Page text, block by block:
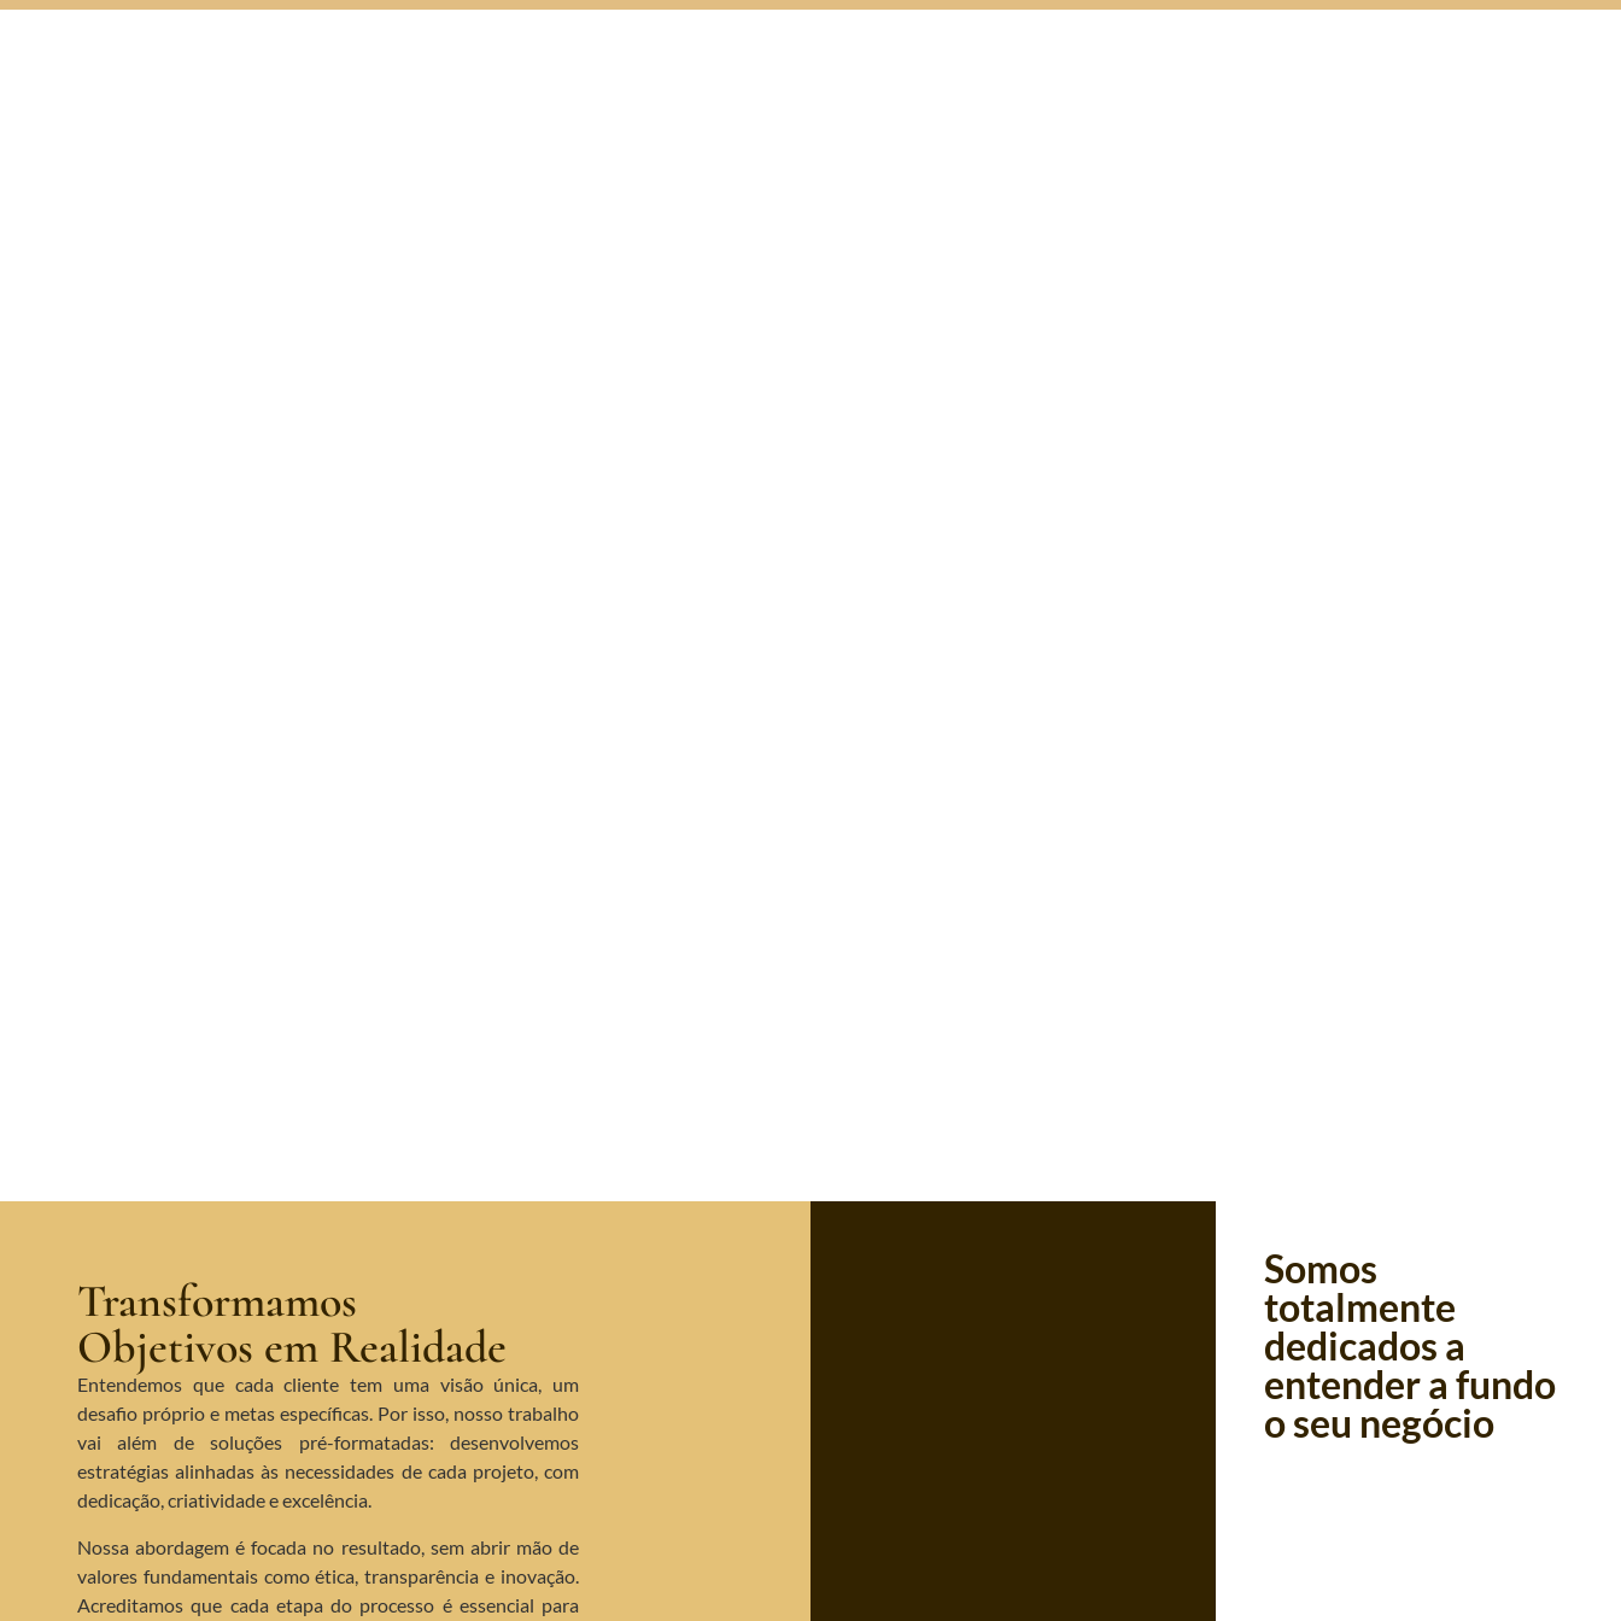
Transformamos
Objetivos em Realidade
Entendemos que cada cliente tem uma visão única, um
desafio próprio e metas específicas. Por isso, nosso trabalho
vai além de soluções pré-formatadas: desenvolvemos
estratégias alinhadas às necessidades de cada projeto, com
dedicação, criatividade e excelência.
Nossa abordagem é focada no resultado, sem abrir mão de
valores fundamentais como ética, transparência e inovação.
Acreditamos que cada etapa do processo é essencial para
Somos
totalmente
dedicados a
entender a fundo
o seu negócio